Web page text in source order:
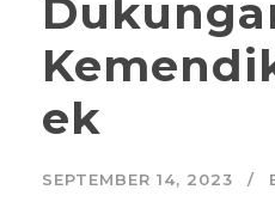
ek
SEPTEMBER 14, 2023